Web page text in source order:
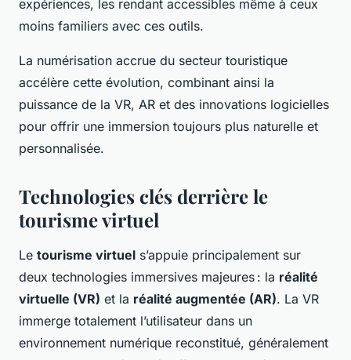
expériences, les rendant accessibles même à ceux
moins familiers avec ces outils.
La numérisation accrue du secteur touristique
accélère cette évolution, combinant ainsi la
puissance de la VR, AR et des innovations logicielles
pour offrir une immersion toujours plus naturelle et
personnalisée.
Technologies clés derrière le
tourisme virtuel
Le tourisme virtuel s’appuie principalement sur
deux technologies immersives majeures : la réalité
virtuelle (VR) et la réalité augmentée (AR). La VR
immerge totalement l’utilisateur dans un
environnement numérique reconstitué, généralement